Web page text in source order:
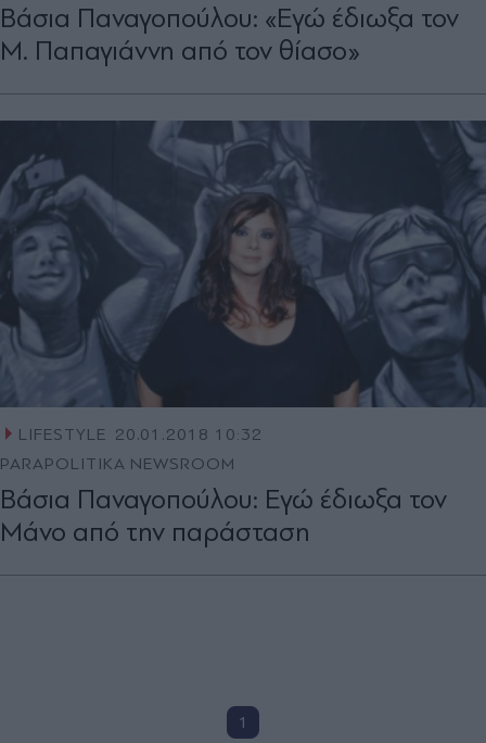
Βάσια Παναγοπούλου: «Εγώ έδιωξα τον
Μ. Παπαγιάννη από τον θίασο»
LIFESTYLE 20.01.2018 10:32
PARAPOLITIKA NEWSROOM
Βάσια Παναγοπούλου: Εγώ έδιωξα τον
Μάνο από την παράσταση
1